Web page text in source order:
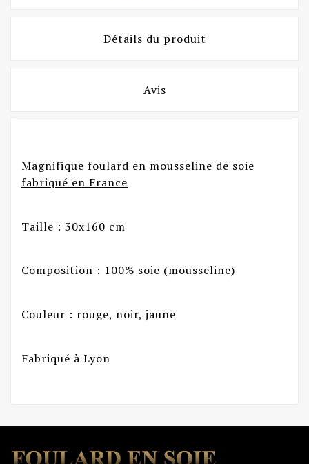
Détails du produit
Avis
Magnifique foulard en mousseline de soie
fabriqué en France
Taille : 30x160 cm
Composition : 100% soie (mousseline)
Couleur : rouge, noir, jaune
Fabriqué à Lyon